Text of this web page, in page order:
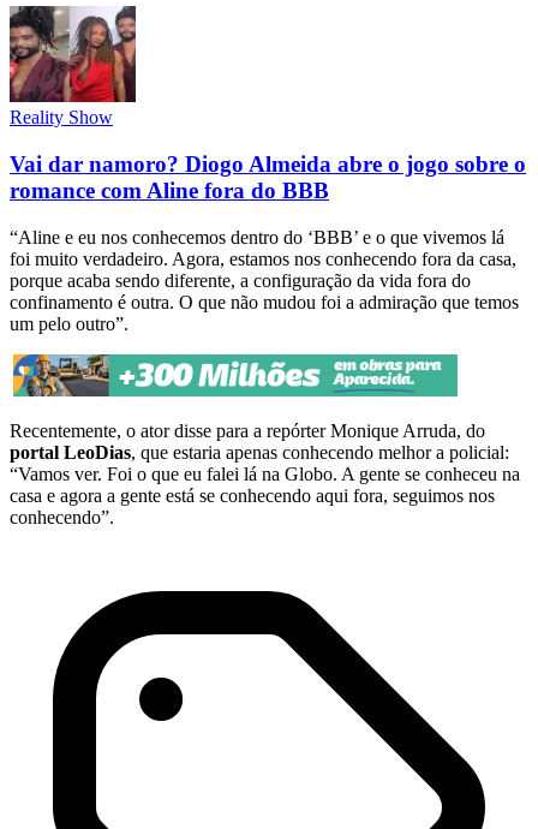
Reality Show
Vai dar namoro? Diogo Almeida abre o jogo sobre o
romance com Aline fora do BBB
“Aline e eu nos conhecemos dentro do ‘BBB’ e o que vivemos lá
foi muito verdadeiro. Agora, estamos nos conhecendo fora da casa,
porque acaba sendo diferente, a configuração da vida fora do
confinamento é outra. O que não mudou foi a admiração que temos
um pelo outro”.
Recentemente, o ator disse para a repórter Monique Arruda, do
portal LeoDias, que estaria apenas conhecendo melhor a policial:
“Vamos ver. Foi o que eu falei lá na Globo. A gente se conheceu na
casa e agora a gente está se conhecendo aqui fora, seguimos nos
conhecendo”.